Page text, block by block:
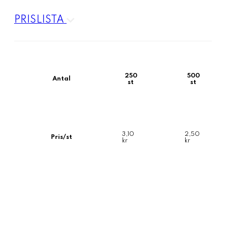
PRISLISTA
Antal
250
st
500
st
Pris/st
3,10
kr
2,50
kr